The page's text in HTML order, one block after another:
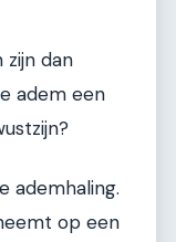
zijn dan
adem een
ademhaling.
op een